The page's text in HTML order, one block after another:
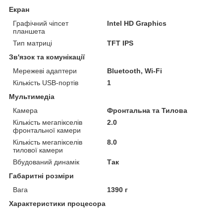
Екран
Графічний чіпсет
планшета
Intel HD Graphics
Тип матриці
TFT IPS
Зв'язок та комунікації
Мережеві адаптери
Bluetooth, Wi-Fi
Кількість USB-портів
1
Мультимедіа
Камера
Фронтальна та Тилова
Кількість мегапікселів
фронтальної камери
2.0
Кількість мегапікселів
тилової камери
8.0
Вбудований динамік
Так
Габаритні розміри
Вага
1390 г
Характеристики процесора